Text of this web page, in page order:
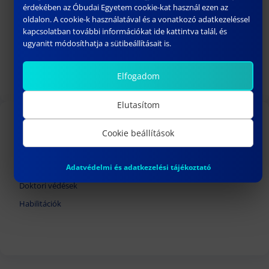
Az ÓE Adatvédelmi Szabályzata
Doktorandusz Önkormányzat Alapszabálya
Az ÓE Esélyegyenlőségi szabályzata
TOVÁBBI LINKEK
Felvételi hirdetmény
Doktori védések
Habilitációk
érdekében az Óbudai Egyetem cookie-kat használ ezen az
oldalon. A cookie-k használatával és a vonatkozó adatkezeléssel
kapcsolatban további információkat ide kattintva talál, és
ugyanitt módosíthatja a sütibeállításait is.
Elfogadom
Elutasítom
Cookie beállítások
Adatvédelmi és adatkezelési tájékoztató